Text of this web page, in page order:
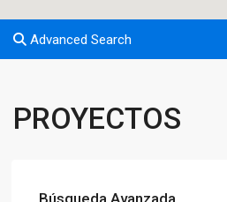
Advanced Search
PROYECTOS